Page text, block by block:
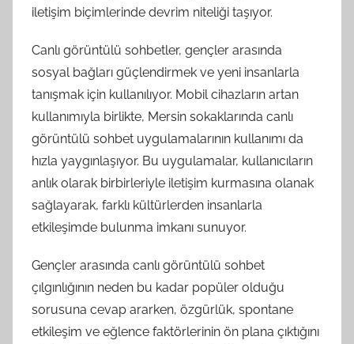
iletişim biçimlerinde devrim niteliği taşıyor.
Canlı görüntülü sohbetler, gençler arasında
sosyal bağları güçlendirmek ve yeni insanlarla
tanışmak için kullanılıyor. Mobil cihazların artan
kullanımıyla birlikte, Mersin sokaklarında canlı
görüntülü sohbet uygulamalarının kullanımı da
hızla yaygınlaşıyor. Bu uygulamalar, kullanıcıların
anlık olarak birbirleriyle iletişim kurmasına olanak
sağlayarak, farklı kültürlerden insanlarla
etkileşimde bulunma imkanı sunuyor.
Gençler arasında canlı görüntülü sohbet
çılgınlığının neden bu kadar popüler olduğu
sorusuna cevap ararken, özgürlük, spontane
etkileşim ve eğlence faktörlerinin ön plana çıktığını